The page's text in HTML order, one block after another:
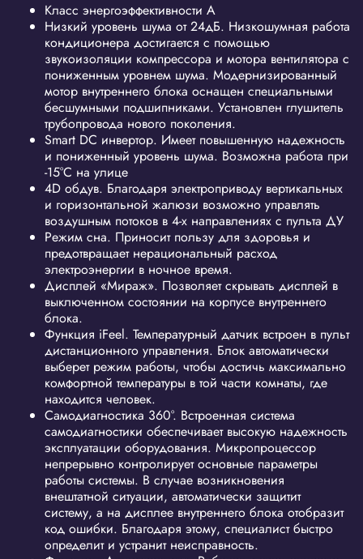
Класс энергоэффективности A
Низкий уровень шума от 24дБ. Низкошумная работа
кондиционера достигается с помощью
звукоизоляции компрессора и мотора вентилятора с
пониженным уровнем шума. Модернизированный
мотор внутреннего блока оснащен специальными
бесшумными подшипниками. Установлен глушитель
трубопровода нового поколения.
Smart DC инвертор. Имеет повышенную надежность
и пониженный уровень шума. Возможна работа при
-15°С на улице
4D обдув. Благодаря электроприводу вертикальных
и горизонтальной жалюзи возможно управлять
воздушным потоков в 4-х направлениях с пульта ДУ
Режим сна. Приносит пользу для здоровья и
предотвращает нерациональный расход
электроэнергии в ночное время.
Дисплей «Мираж». Позволяет скрывать дисплей в
выключенном состоянии на корпусе внутреннего
блока.
Функция iFeel. Температурный датчик встроен в пульт
дистанционного управления. Блок автоматически
выберет режим работы, чтобы достичь максимально
комфортной температуры в той части комнаты, где
находится человек.
Cамодиагностика 360°. Встроенная система
самодиагностики обеспечивает высокую надежность
эксплуатации оборудования. Микропроцессор
непрерывно контролирует основные параметры
работы системы. В случае возникновения
внештатной ситуации, автоматически защитит
систему, а на дисплее внутреннего блока отобразит
код ошибки. Благодаря этому, специалист быстро
определит и устранит неисправность.